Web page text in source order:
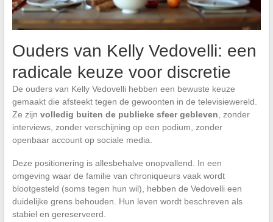
Ouders van Kelly Vedovelli: een
radicale keuze voor discretie
De ouders van Kelly Vedovelli hebben een bewuste keuze
gemaakt die afsteekt tegen de gewoonten in de televisiewereld.
Ze zijn volledig buiten de publieke sfeer gebleven, zonder
interviews, zonder verschijning op een podium, zonder
openbaar account op sociale media.
Deze positionering is allesbehalve onopvallend. In een
omgeving waar de familie van chroniqueurs vaak wordt
blootgesteld (soms tegen hun wil), hebben de Vedovelli een
duidelijke grens behouden. Hun leven wordt beschreven als
stabiel en gereserveerd.